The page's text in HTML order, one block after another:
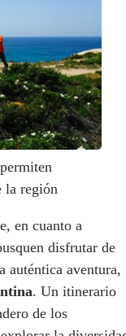
la región
en cuanto a
disfrutar de
auténtica aventura,
. Un itinerario
de los